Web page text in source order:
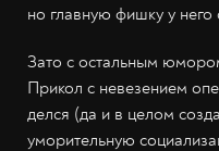
но главную фишку у него
Зато с остальным
Прикол с невезением
делся (да и в целом
уморительную